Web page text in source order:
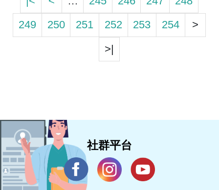
249
250 251 252 253 254
>
>|
社群平台